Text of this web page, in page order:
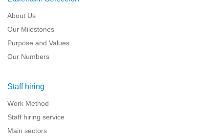
About Us
Our Milestones
Purpose and Values
Our Numbers
Staff hiring
Work Method
Staff hiring service
Main sectors